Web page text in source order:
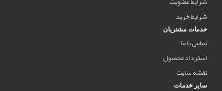
شرایط خرید
خدمات مشتریان
تماس با ما
استرداد محصول
نقشه سایت
سایر خدمات